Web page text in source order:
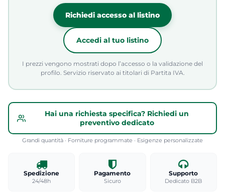
Richiedi accesso al listino
Accedi al tuo listino
I prezzi vengono mostrati dopo l’accesso o la validazione del
profilo. Servizio riservato ai titolari di Partita IVA.
Hai una richiesta specifica? Richiedi un
preventivo dedicato
Grandi quantità · Forniture programmate · Esigenze personalizzate
Spedizione
24/48h
Pagamento
Sicuro
Supporto
Dedicato B2B